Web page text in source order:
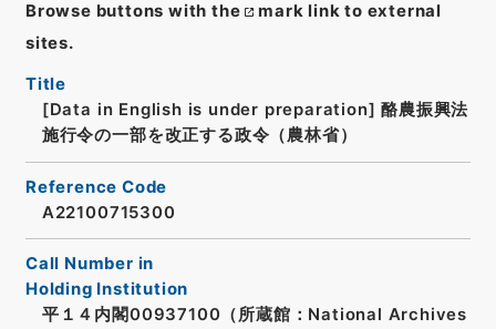
Browse buttons with the
mark link to external
sites.
Title
[Data in English is under preparation] 酪農振興法
施行令の一部を改正する政令（農林省）
Reference Code
A22100715300
Call Number in
Holding Institution
平１４内閣00937100（所蔵館：National Archives